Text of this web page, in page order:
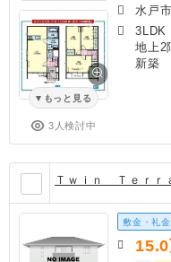
もっと見る
3人検討中
水戸
3LDK
地上2
新築
Ｔｗｉｎ Ｔｅｒ
敷金・礼
15.0